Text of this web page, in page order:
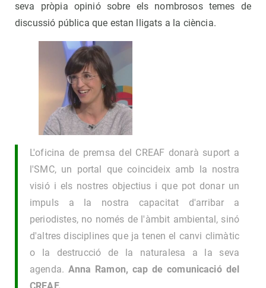
seva pròpia opinió sobre els nombrosos temes de
discussió pública que estan lligats a la ciència.
L'oficina de premsa del CREAF donarà suport a
l'SMC, un portal que coincideix amb la nostra
visió i els nostres objectius i que pot donar un
impuls a la nostra capacitat d'arribar a
periodistes, no només de l'àmbit ambiental, sinó
d'altres disciplines que ja tenen el canvi climàtic
o la destrucció de la naturalesa a la seva
agenda. Anna Ramon, cap de comunicació del